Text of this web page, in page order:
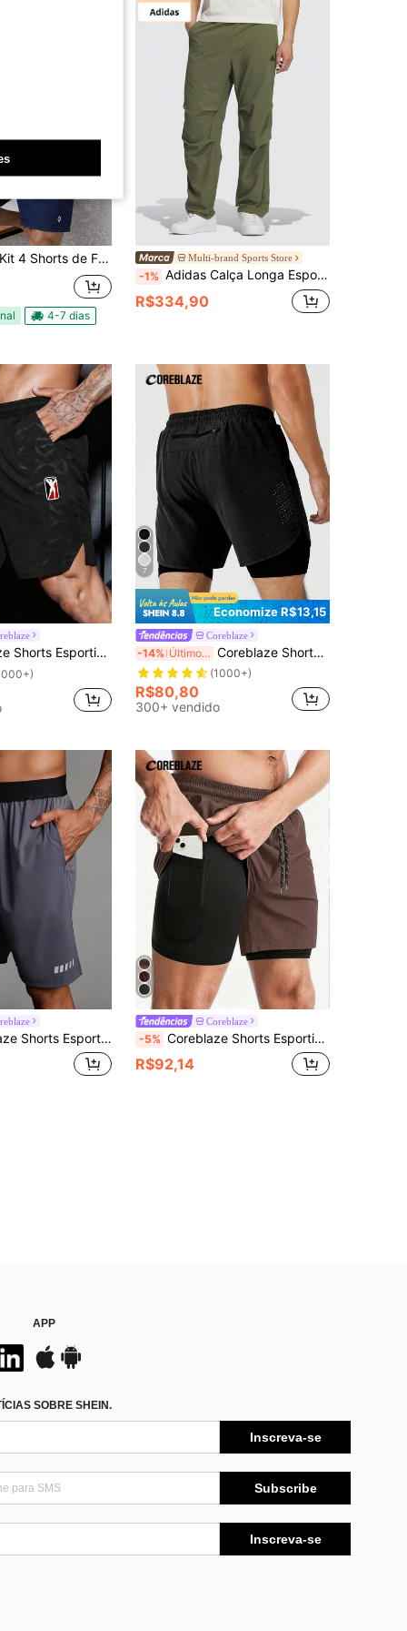
Kit 4 Shorts de Futebol Calção Esportivo em Tecido Leve com Cordão e Bolso Interno
4-7 dias
Multi-brand Sports Store
-1% Adidas Calça Longa Esportiva Masculina FI MH PARA PANT Tecida KH3763
R$334,90
Cintura, Bolsos, Gráfico Remendado, Confortável, Respirável e Folgada para Exercícios e Academia, Leve
7
Economize R$13,15
Coreblaze
-14% Últimos 2 dias Coreblaze Shorts Esportivos Masculinos Manfinity com Cordão na Cintura, 2 em 1, Elásticos, com Bolso para Telefone, Shorts de Ginástica, Shorts Masculinos, Shorts de Basquete, Álcool em Gel Escolar, Leves
(1000+)
R$80,80
300+ vendido
Estilo Namorado, Cor Sólida, Remendos, Bolso Estampado, Cinza
Coreblaze
-5% Coreblaze Shorts Esportivos Masculinos com Cordão na Cintura e Dupla Camada
R$92,14
APP
SOBRE SHEIN.
Inscreva-se
Subscribe
Inscreva-se